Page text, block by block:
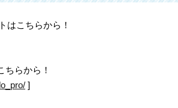
はこちらから！
らから！
]